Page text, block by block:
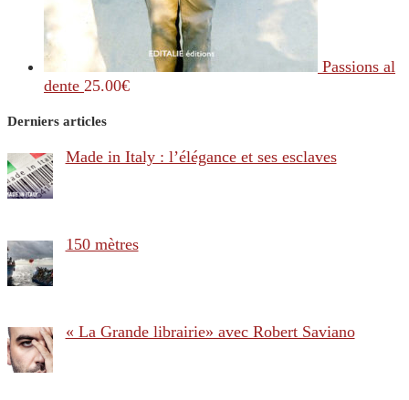
Passions al
dente 25.00€
Derniers articles
Made in Italy : l’élégance et ses esclaves
150 mètres
« La Grande librairie» avec Robert Saviano